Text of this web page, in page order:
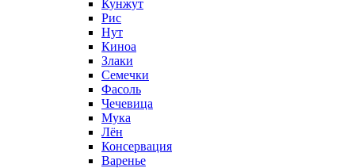
Кунжут
Рис
Нут
Киноа
Злаки
Семечки
Фасоль
Чечевица
Мука
Лён
Консервация
Варенье